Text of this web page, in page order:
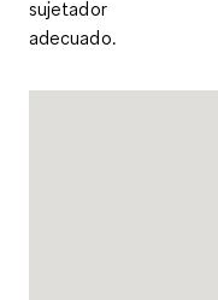
sujetador
adecuado.